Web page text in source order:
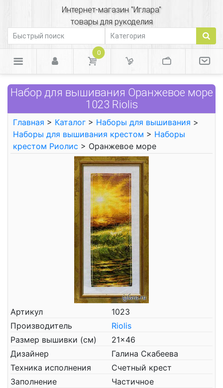
Интернет-магазин "Иглара"
товары для рукоделия
0
Набор для вышивания Оранжевое море
1023 Riolis
Главная > Каталог > Наборы для вышивания >
Наборы для вышивания крестом > Наборы
крестом Риолис > Оранжевое море
Артикул
1023
Производитель
Riolis
Размер вышивки (см)
21x46
Дизайнер
Галина Скабеева
Техника исполнения
Счетный крест
Заполнение
Частичное